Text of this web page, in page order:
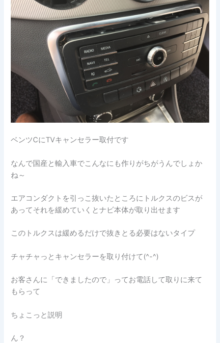
ベンツCにTVキャンセラー取付です
なんで国産と輸入車でこんなにも作りがちがうんでしょか
ね～
エアコンダクトを引っこ抜いたところにトルクスのビスが
あってそれを緩めていくとナビ本体が取り出せます
このトルクスは緩めるだけで抜きとる必要はないタイプ
チャチャっとキャンセラーを取り付けて(^-^)
お客さんに「できましたので」ってお電話して取りに来て
もらって
ちょこっと説明
ん？